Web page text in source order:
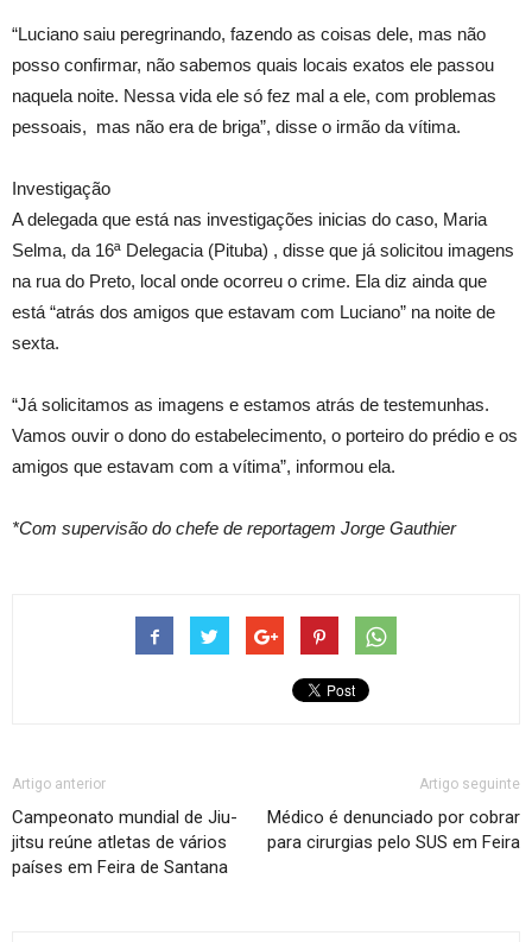
“Luciano saiu peregrinando, fazendo as coisas dele, mas não
posso confirmar, não sabemos quais locais exatos ele passou
naquela noite. Nessa vida ele só fez mal a ele, com problemas
pessoais, mas não era de briga”, disse o irmão da vítima.
Investigação
A delegada que está nas investigações inicias do caso, Maria
Selma, da 16ª Delegacia (Pituba) , disse que já solicitou imagens
na rua do Preto, local onde ocorreu o crime. Ela diz ainda que
está “atrás dos amigos que estavam com Luciano” na noite de
sexta.
“Já solicitamos as imagens e estamos atrás de testemunhas.
Vamos ouvir o dono do estabelecimento, o porteiro do prédio e os
amigos que estavam com a vítima”, informou ela.
*Com supervisão do chefe de reportagem Jorge Gauthier
Artigo anterior
Campeonato mundial de Jiu-
jitsu reúne atletas de vários
países em Feira de Santana
Artigo seguinte
Médico é denunciado por cobrar
para cirurgias pelo SUS em Feira